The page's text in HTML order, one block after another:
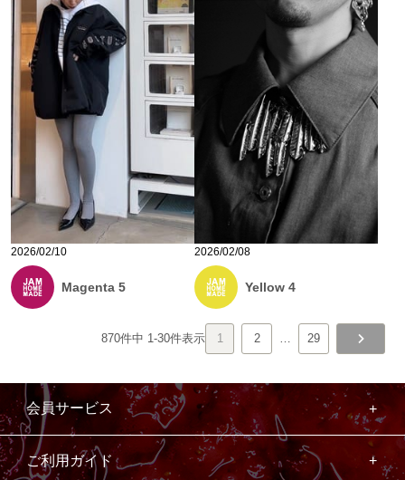
2026/02/10
Magenta 5
2026/02/08
Yellow 4
870件中 1-30件表示 1 2 … 29
会員サービス
ご利用ガイド